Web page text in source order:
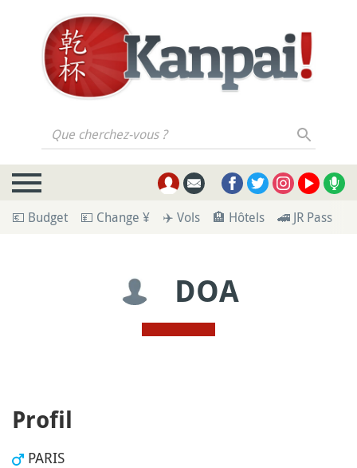
Que cherchez-vous ?
💶 Budget 💴 Change ¥ ✈️ Vols 🏨 Hôtels 🚄 JR Pass
DOA
Profil
PARIS